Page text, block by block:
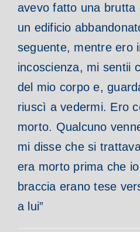
avevo fatto una brutta
un edificio
seguente, mentre ero
incoscienza, mi sentii
del mio corpo e,
riuscì a vedermi. Ero
morto. Qualcuno
mi disse che si
era morto prima che
braccia erano tese
a lui”